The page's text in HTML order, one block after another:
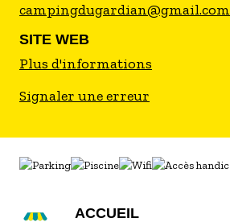
campingdugardian@gmail.com
SITE WEB
Plus d'informations
Signaler une erreur
ACCUEIL